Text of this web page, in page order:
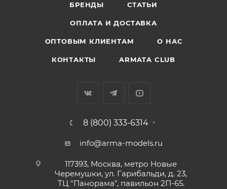
БРЕНДЫ СТАТЬИ
ОПЛАТА И ДОСТАВКА
ОПТОВЫМ КЛИЕНТАМ О НАС
КОНТАКТЫ ARMATA CLUB
8 (800) 333-6314
info@arma-models.ru
117393, Москва, метро Новые
Черемушки, ул. Гарибальди, д. 23,
ТЦ "Панорама", павильон 2П-65.